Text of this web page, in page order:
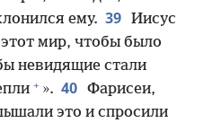
ему. 39 Иисус
мир, чтобы было
невидящие стали
+ ». 40 Фарисеи,
это и спросили